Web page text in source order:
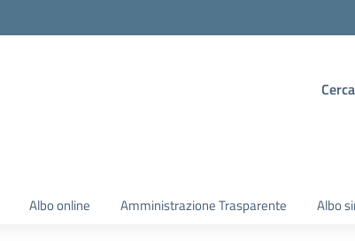
Cerca
Albo online Amministrazione Trasparente Albo